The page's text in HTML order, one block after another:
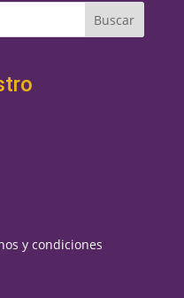
y condiciones